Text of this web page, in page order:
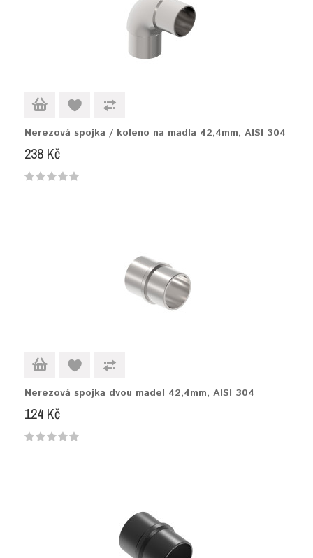
Nerezová spojka / koleno na madla 42,4mm, AISI 304
238 Kč
Nerezová spojka dvou madel 42,4mm, AISI 304
124 Kč